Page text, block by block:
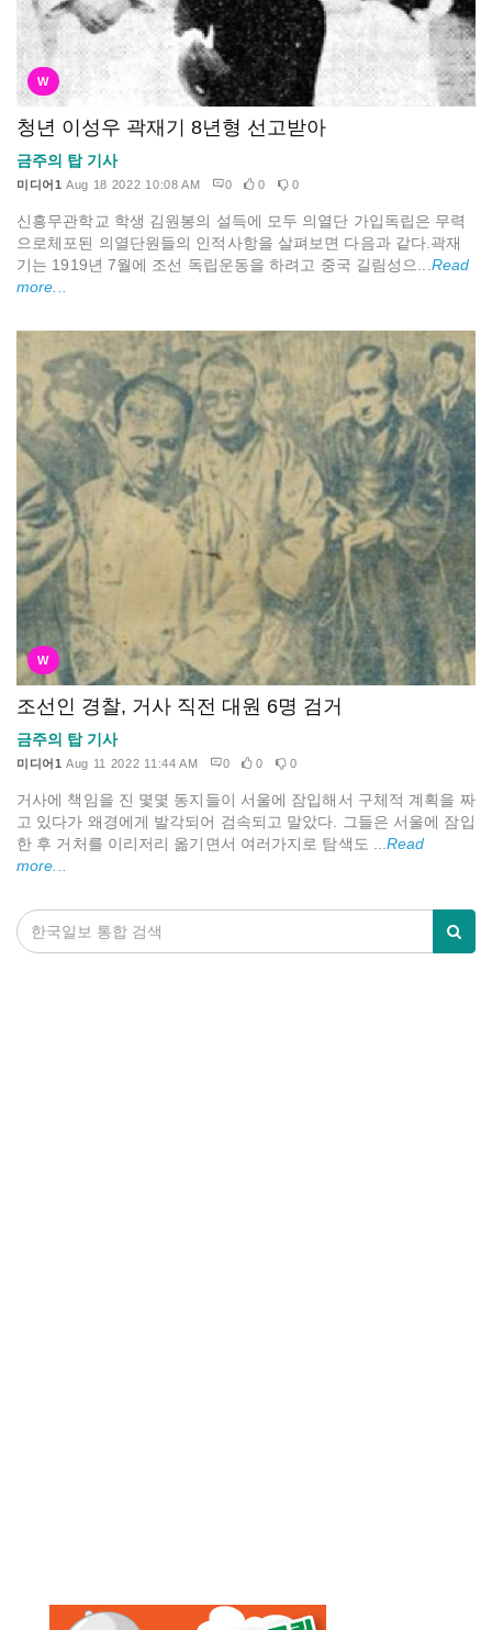
W
청년 이성우 곽재기 8년형 선고받아
금주의 탑 기사
미디어1 Aug 18 2022 10:08 AM 0 0 0
신흥무관학교 학생 김원봉의 설득에 모두 의열단 가입독립은 무력
으로체포된 의열단원들의 인적사항을 살펴보면 다음과 같다.곽재
기는 1919년 7월에 조선 독립운동을 하려고 중국 길림성으... Read
more...
W
조선인 경찰, 거사 직전 대원 6명 검거
금주의 탑 기사
미디어1 Aug 11 2022 11:44 AM 0 0 0
거사에 책임을 진 몇몇 동지들이 서울에 잠입해서 구체적 계획을 짜
고 있다가 왜경에게 발각되어 검속되고 말았다. 그들은 서울에 잠입
한 후 거처를 이리저리 옮기면서 여러가지로 탐색도 ...Read
more...